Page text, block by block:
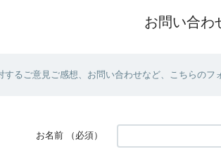
お問い合わ
するご意見ご感想、お問い合わせなど、こちらのフ
お名前 （必須）